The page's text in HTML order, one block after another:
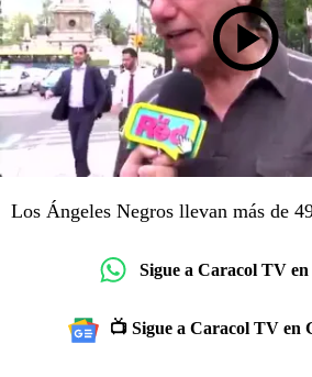
Los Ángeles Negros llevan más de
Sigue a Caracol TV
📺 Sigue a Caracol TV en